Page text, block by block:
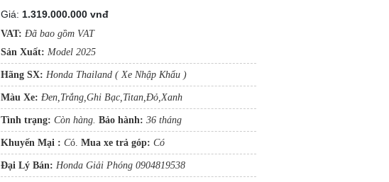
Giá: 1.319.000.000 vnđ
VAT: Đã bao gồm VAT
Sản Xuất: Model 2025
Hãng SX: Honda Thailand ( Xe Nhập Khẩu )
Màu Xe: Đen,Trắng,Ghi Bạc,Titan,Đỏ,Xanh
Tình trạng: Còn hàng. Bảo hành: 36 tháng
Khuyến Mại : Có. Mua xe trả góp: Có
Đại Lý Bán: Honda Giải Phóng 0904819538